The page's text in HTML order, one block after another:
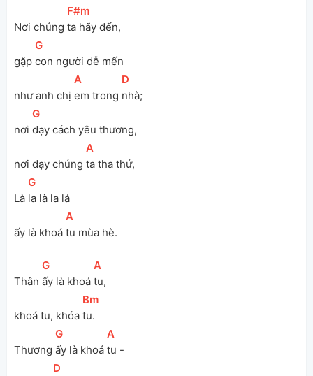
Nơi chúng
[F#m
ta hãy đến,
gặp
[
G
con người dễ mến
như anh chị
[
A
em trong
[D
nhà;
nơi
[
G
dạy cách yêu thương,
nơi dạy chúng
[
A
ta tha thứ,
Là
[
G
la là la lá
ấy là khoá
[
A
tu mùa hè.
Thân
[
G
ấy là khoá
[
A
tu,
khoá tu, khóa
[Bm
tu.
Thương
[
G
ấy là khoá
[
A
tu -
[D